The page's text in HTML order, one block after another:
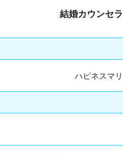
結婚カウンセ
ハピネスマ